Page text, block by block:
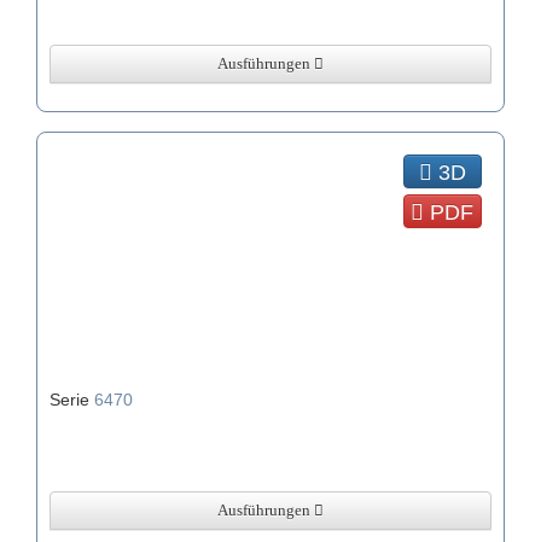
Ausführungen
3D
PDF
Serie 6470
Ausführungen